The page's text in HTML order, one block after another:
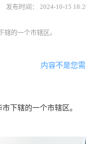
发布时间： 2024-10-15
的一个市辖区。
内容不是您
下辖的一个市辖区。